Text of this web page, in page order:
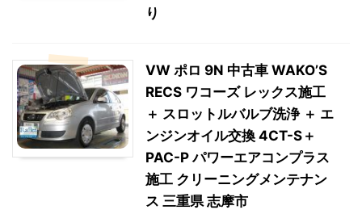
り
VW ポロ 9N 中古車 WAKO’S
RECS ワコーズ レックス施工
＋ スロットルバルブ洗浄 ＋ エ
ンジンオイル交換 4CT-S＋
PAC-P パワーエアコンプラス
施工 クリーニングメンテナン
ス 三重県 志摩市